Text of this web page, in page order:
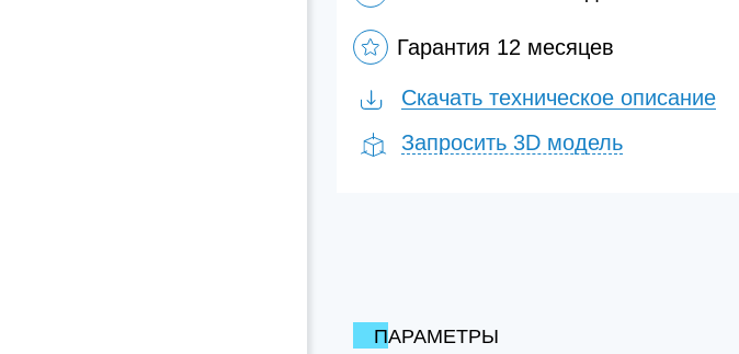
Гарантия 12 месяцев
Скачать техническое описание
Запросить 3D модель
ПАРАМЕТРЫ